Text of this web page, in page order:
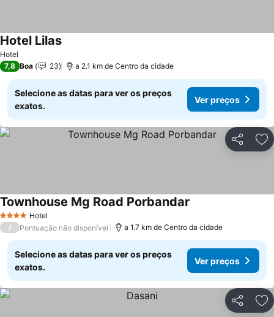
Hotel
Hotel Lilas
7,8 Boa 23 a 2.1 km de Centro da cidade
Selecione as datas para ver os preços
exatos.
Ver preços
Partilhar
4 EstrelasHotel
Townhouse Mg Road Porbandar
/ Pontuação não disponível a 1.7 km de Centro da cidade
Selecione as datas para ver os preços
exatos.
Ver preços
Partilhar